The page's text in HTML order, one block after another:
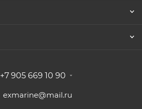
+7 905 669 10 90
exmarine@mail.ru